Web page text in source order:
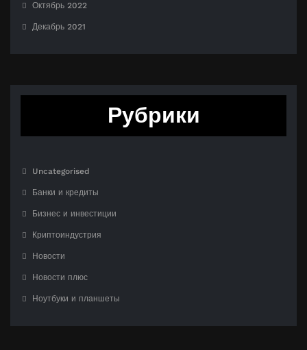
Октябрь 2022
Декабрь 2021
Рубрики
Uncategorised
Банки и кредиты
Бизнес и инвестиции
Криптоиндустрия
Новости
Новости плюс
Ноутбуки и планшеты